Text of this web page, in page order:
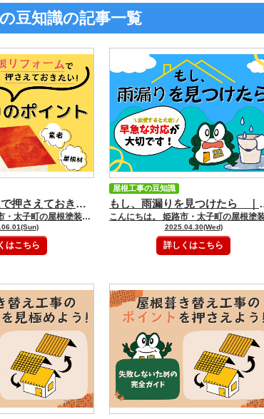
豆知識の記事一覧
屋根リフォームで押さえておきたい！３つのポイント ｜姫路市・太子町の屋根塗装・屋根リフォーム・雨漏り・外壁塗装専門店 GOODペイント
こんにちは。 姫路市・太子町の屋根塗装・屋根リフォーム・雨漏り・外壁塗装専門店のGOODペイント（株）大聖住宅です。 いつもGOODペイントブログをご覧いただきありがとうございます。 屋根は家を紫外線や雨風から守るという重要な役割を担っています。 その屋根に、 「雨漏りをしている」 「色が褪せてきた」 などの症状がでていたら、屋根リフォームを検討する時期かもしれません。 そこで今回は、屋根リフォームをする際に押さえておくべきポイントを３つをわかりやすく解説していきたいと思います。 【 工法 】 屋根リフォームは、屋根の状態に合わせた工法を選ぶことが大切です。 主に、＜屋根カバー工法＞＜屋根葺き替え＞＜屋根塗装＞の３つの工法があります。どの工法になるかは、屋根の劣化状況や屋根工事で求める効果（遮熱性や断熱性等）などによって異なります。 では、どういう時にどの工法を選べば良いのかを解説していきます。 ＜屋根塗装＞ ◆軽度の劣化（色褪せ・コケやカビが目立つ・防水性の低下等）で下地材に問題が無い場合に最適 既存の屋根材に適した塗料を塗ることで、美観が回復します。また、費用も比較的安く、工事も短期間で行えます。 ＜屋根カバー工法（重ね葺き）＞ ◆下地材に問題が無く、屋根材の劣化も中程度の場合に最適 既存の屋根材の上から新しい屋根材を葺く工法です。防水性や断熱性を高め、屋根の寿命を延ばすことができます。また、既存の屋根材を撤去する必要が無いため、費用も抑えられます。しかし、屋根の重量が増えることにもなるため、耐震性への影響も考慮する必要があります。 ＜屋根葺き替え＞ ◆雨漏りなどにより下地材まで腐食している場合に最適 既存の屋根材をすべて撤去し、下地材から屋根材まですべてを新しいものに葺き替える工法です。価格は高くなりますが、屋根を新築時の状態に戻すことができ、さらに耐久性や耐震性を向上させることもできます。 【 屋根材 】 屋根材の種類によって、耐久性・価格・デザイン・機能性が異なるので、予算と求める機能に合わせた屋根材を選ぶことが大切です。 どのような屋根材があるのか紹介していきます。 ＜スレート（コロニアル・カラーベスト）＞ 軽量で耐震性が高く、デザインやカラーが豊富で比較的安価で施工が可能です。耐用年数は約30年です。 ＜ガルバリウム鋼板（カレッセ）＞ スレートよりも軽量で錆びにくくなっています。 耐用年数は約30年～40年です。 ＜瓦（和瓦・洋瓦）＞ 耐用年数は約50年～100年ととても長く、重厚感のある見た目が特徴です。 【 業者 】 屋根リフォームは専門的な知識と技術が必要な工事ですので、信頼できる業者を選ぶことが重要です。 ・地域密着型で実績が豊富かどうか ・塗装技能士などの資格を保有しているかどうか ・見積内容が明確化されているか ・丁寧な説明と提案があるか ・アフターフォローが充実しているか などの確認や見極めを行いましょう。 姫路市・太子町でリフォームをご検討している方は、是非この記事を参考にしてください！姫路市・太子町の屋根塗装・屋根リフォーム・雨漏り・外壁塗装はGOODペイント（株）大聖住宅にお任せください！！ ショールームにご来店の際は ご予約をおススメします♪♪ ネットで来店予約をしていただくと ＱＵＯカード５００円分プレゼント！ （お一人様１回まで） ご相談・お見積りのご依頼は 大聖ペイントまで！ ★兵庫県姫路市内の施工事例NO.1 施工事例はこちら ☆まずは塗装の基礎知識を知りたい方（WEBでのご来店予約で500円相当のプレゼントあり） 来店予約はこちら ☆無料外壁診断・屋根診断・雨漏り診断をお考えの方 外壁、屋根診断はこちら 雨漏り診断はこちら ★大聖ペイントで施工したお客様の声を聞きたい方 お客様の声はこちら ＝＝＝＝＝＝＝＝＝＝＝＝＝＝＝＝＝＝＝＝＝姫路市の外壁塗装＆屋根塗装専門店 (株)大聖住宅｜☆GOODペイント ０１２０－７２－３９０１ 【姫路西大津ショールーム】 〒６７１－１１３５ 兵庫県姫路市大津区新町１ー５５ 【姫路南・飾磨ショールーム】 〒６７２－８０４３ 兵庫県姫路市飾磨区上野田１－２４ フリーダイヤル：0120-72-3901 TEL：079-272-3900 FAX：079-272-3900
はこちら
もし、雨漏りを見つけたら ｜
2025.04.30(Wed)
詳しくはこちら
屋根工事の豆知識